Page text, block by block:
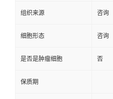
组织来源 咨询
细胞形态 咨询
是否是肿瘤细胞 否
保质期